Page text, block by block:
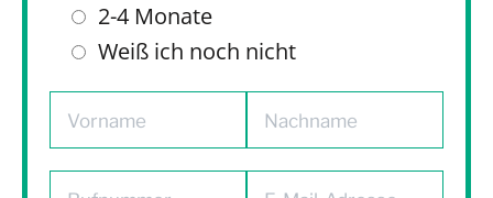
2-4 Monate
Weiß ich noch nicht